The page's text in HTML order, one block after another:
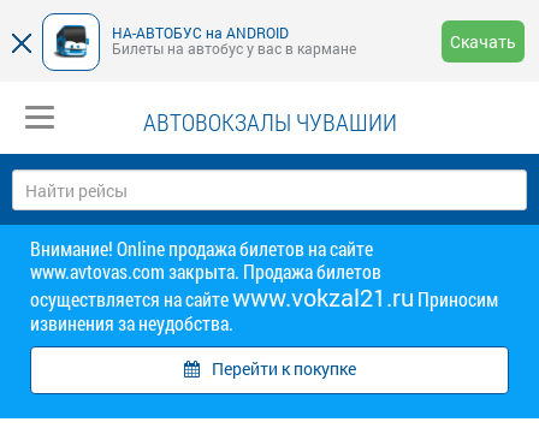
НА-АВТОБУС на ANDROID
Билеты на автобус у вас в кармане
Скачать
АВТОВОКЗАЛЫ ЧУВАШИИ
Внимание! Online продажа билетов на сайте
www.avtovas.com закрыта. Продажа билетов
осуществляется на сайтеwww.vokzal21.ru Приносим
извинения за неудобства.
Перейти к покупке